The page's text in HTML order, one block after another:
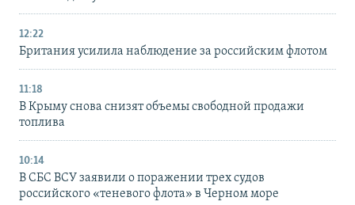
12:22
Британия усилила наблюдение за российским флотом
11:18
В Крыму снова снизят объемы свободной продажи
топлива
10:14
В СБС ВСУ заявили о поражении трех судов
российского «теневого флота» в Черном море